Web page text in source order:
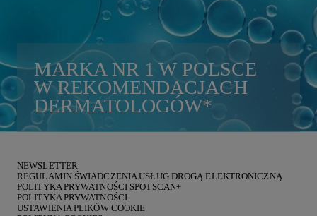
MARKA NR 1 W POLSCE
W REKOMENDACJACH
DERMATOLOGÓW*
NEWSLETTER
REGULAMIN ŚWIADCZENIA USŁUG DROGĄ ELEKTRONICZNĄ
POLITYKA PRYWATNOŚCI SPOTSCAN+
POLITYKA PRYWATNOŚCI
USTAWIENIA PLIKÓW COOKIE